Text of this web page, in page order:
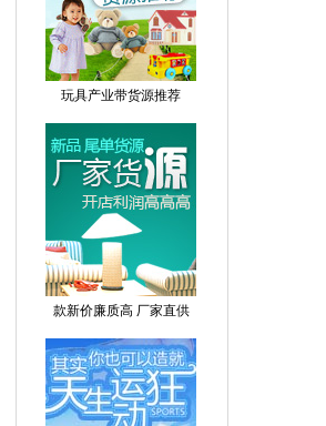
玩具产业带货源推荐
款新价廉质高 厂家直供